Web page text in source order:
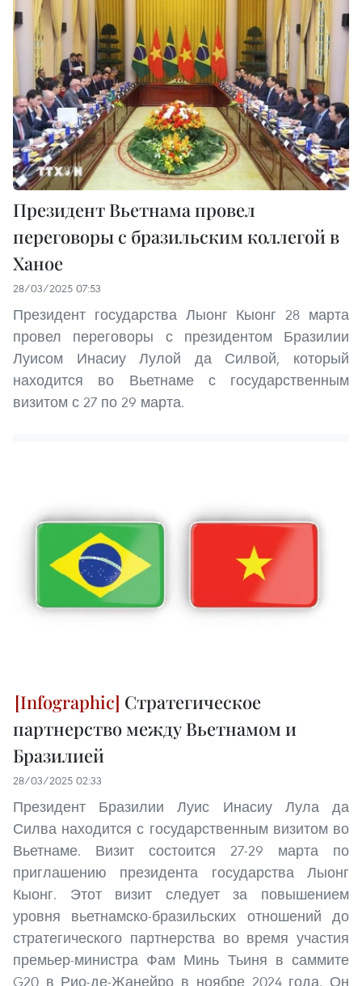
Президент Вьетнама провел
переговоры с бразильским коллегой в
Ханое
28/03/2025 07:53
Президент государства Лыонг Кыонг 28 марта
провел переговоры с президентом Бразилии
Луисом Инасиу Лулой да Силвой, который
находится во Вьетнаме с государственным
визитом с 27 по 29 марта.
Стратегическое
партнерство между Вьетнамом и
Бразилией
28/03/2025 02:33
Президент Бразилии Луис Инасиу Лула да
Силва находится с государственным визитом во
Вьетнаме. Визит состоится 27-29 марта по
приглашению президента государства Лыонг
Кыонг. Этот визит следует за повышением
уровня вьетнамско-бразильских отношений до
стратегического партнерства во время участия
премьер-министра Фам Минь Тьиня в саммите
G20 в Рио-де-Жанейро в ноябре 2024 года. Он